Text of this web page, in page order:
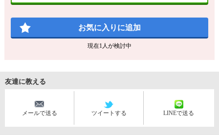
お気に入りに追加
現在1 人が検討中
友達に教える
メールで送る ツイートする LINEで送る